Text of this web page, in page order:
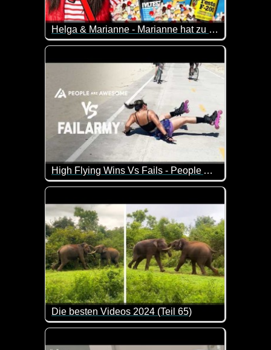
Helga & Marianne - Marianne hat zu viel Testosteron genommen
Aus Versehen hat Marianne die falschen
High Flying Wins Vs Fails - People Are Awesome Vs FailArmy
Ein weiterer Teil von "diese Leute haben es
Die besten Videos 2024 (Teil 65)
Eine tolle Zusammenstellung von lustigen